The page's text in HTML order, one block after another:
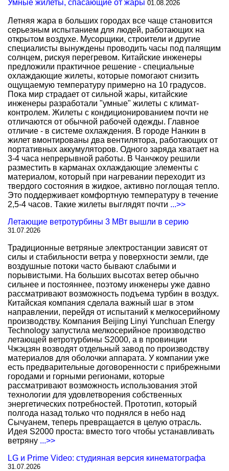
Умные жилеты, спасающие от жары 01.08.2026
Летняя жара в больших городах все чаще становится
серьезным испытанием для людей, работающих на
открытом воздухе. Мусорщики, строители и другие
специалисты вынуждены проводить часы под палящим
солнцем, рискуя перегревом. Китайские инженеры
предложили практичное решение - специальные
охлаждающие жилеты, которые помогают снизить
ощущаемую температуру примерно на 10 градусов.
Пока мир страдает от сильной жары, китайские
инженеры разработали "умные" жилеты с климат-
контролем. Жилеты с кондиционированием почти не
отличаются от обычной рабочей одежды. Главное
отличие - в системе охлаждения. В городе Нанкин в
жилет вмонтированы два вентилятора, работающих от
портативных аккумуляторов. Одного заряда хватает на
3-4 часа непрерывной работы. В Чанчжоу решили
разместить в карманах охлаждающие элементы с
материалом, который при нагревании переходит из
твердого состояния в жидкое, активно поглощая тепло.
Это поддерживает комфортную температуру в течение
2,5-4 часов. Такие жилеты выглядят почти ...>>
Летающие ветротурбины 3 МВт вышли в серию
31.07.2026
Традиционные ветряные электростанции зависят от
силы и стабильности ветра у поверхности земли, где
воздушные потоки часто бывают слабыми и
порывистыми. На больших высотах ветер обычно
сильнее и постояннее, поэтому инженеры уже давно
рассматривают возможность подъема турбин в воздух.
Китайская компания сделала важный шаг в этом
направлении, перейдя от испытаний к мелкосерийному
производству. Компания Beijing Linyi Yunchuan Energy
Technology запустила мелкосерийное производство
летающей ветротурбины S2000, а в провинции
Чжэцзян возводят отдельный завод по производству
материалов для оболочки аппарата. У компании уже
есть предварительные договоренности с прибрежными
городами и горными регионами, которые
рассматривают возможность использования этой
технологии для удовлетворения собственных
энергетических потребностей. Прототип, который
полгода назад только что поднялся в небо над
Сычуанем, теперь превращается в целую отрасль.
Идея S2000 проста: вместо того чтобы устанавливать
ветряну ...>>
LG и Prime Video: студияная версия кинематографа
31.07.2026